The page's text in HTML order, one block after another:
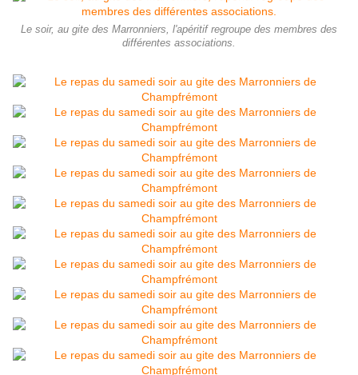
Le soir, au gite des Marronniers, l'apéritif regroupe des membres des
différentes associations.